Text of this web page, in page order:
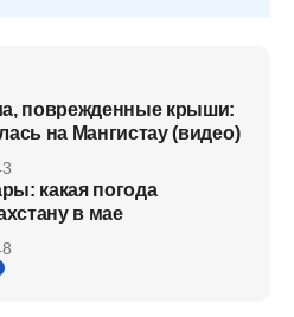
поврежденные крыши:
на Мангистау (видео)
какая погода
в мае